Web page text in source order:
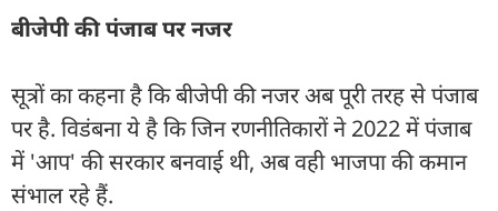
बीजेपी की पंजाब पर नजर
सूत्रों का कहना है कि बीजेपी की नजर अब पूरी तरह से पंजाब
पर है. विडंबना ये है कि जिन रणनीतिकारों ने 2022 में पंजाब
में 'आप' की सरकार बनवाई थी, अब वही भाजपा की कमान
संभाल रहे हैं.